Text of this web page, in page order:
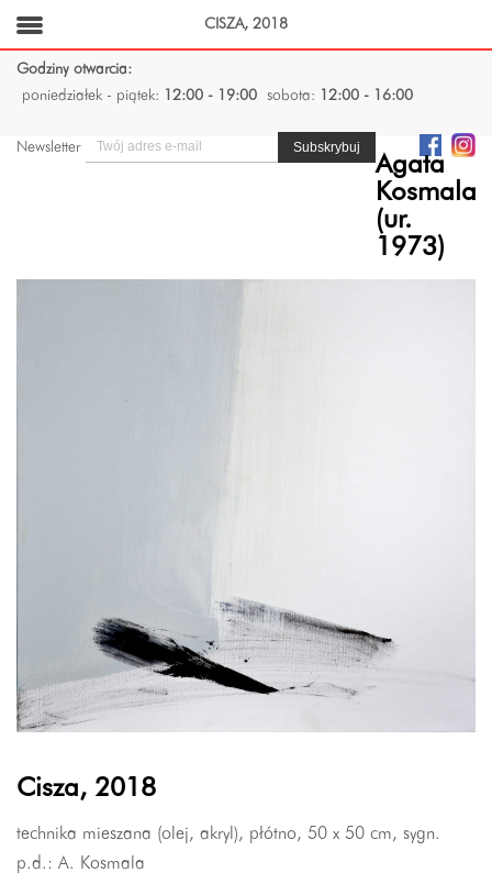
Godziny otwarcia:
poniedziałek - piątek:
12:00 - 19:00 sobota: 12:00 - 16:00
Newsletter
Agata
Kosmala
(ur.
1973)
Cisza, 2018
technika mieszana (olej, akryl), płótno, 50 x 50 cm, sygn.
p.d.: A. Kosmala
CISZA, 2018